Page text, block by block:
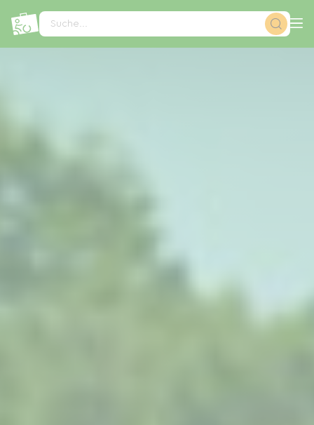
Suche...
Cookie-Einstellungen